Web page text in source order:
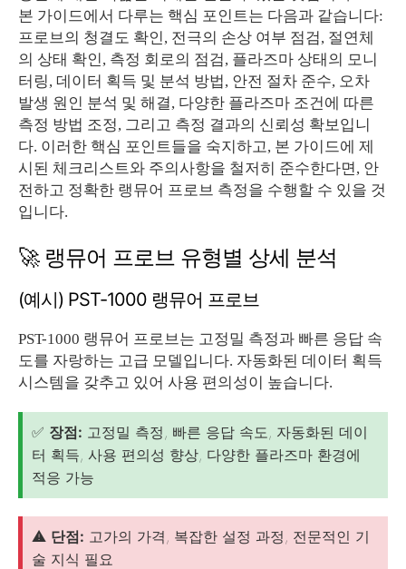
본 가이드에서 다루는 핵심 포인트는 다음과 같습니다:
프로브의 청결도 확인, 전극의 손상 여부 점검, 절연체
의 상태 확인, 측정 회로의 점검, 플라즈마 상태의 모니
터링, 데이터 획득 및 분석 방법, 안전 절차 준수, 오차
발생 원인 분석 및 해결, 다양한 플라즈마 조건에 따른
측정 방법 조정, 그리고 측정 결과의 신뢰성 확보입니
다. 이러한 핵심 포인트들을 숙지하고, 본 가이드에 제
시된 체크리스트와 주의사항을 철저히 준수한다면, 안
전하고 정확한 랭뮤어 프로브 측정을 수행할 수 있을 것
입니다.
🚀 랭뮤어 프로브 유형별 상세 분석
(예시) PST-1000 랭뮤어 프로브
PST-1000 랭뮤어 프로브는 고정밀 측정과 빠른 응답 속
도를 자랑하는 고급 모델입니다. 자동화된 데이터 획득
시스템을 갖추고 있어 사용 편의성이 높습니다.
✅ 장점: 고정밀 측정, 빠른 응답 속도, 자동화된 데이
터 획득, 사용 편의성 향상, 다양한 플라즈마 환경에
적응 가능
⚠️ 단점: 고가의 가격, 복잡한 설정 과정, 전문적인 기
술 지식 필요